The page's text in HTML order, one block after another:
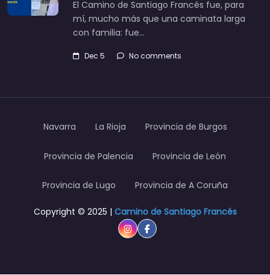
El Camino de Santiago Francés fue, para
mí, mucho más que una caminata larga
con familia: fue…
Dec 5 No comments
Navarra La Rioja Provincia de Burgos
Provincia de Palencia Provincia de León
Provincia de Lugo Provincia de A Coruña
Copyright © 2025 | Camino de Santiago Francés